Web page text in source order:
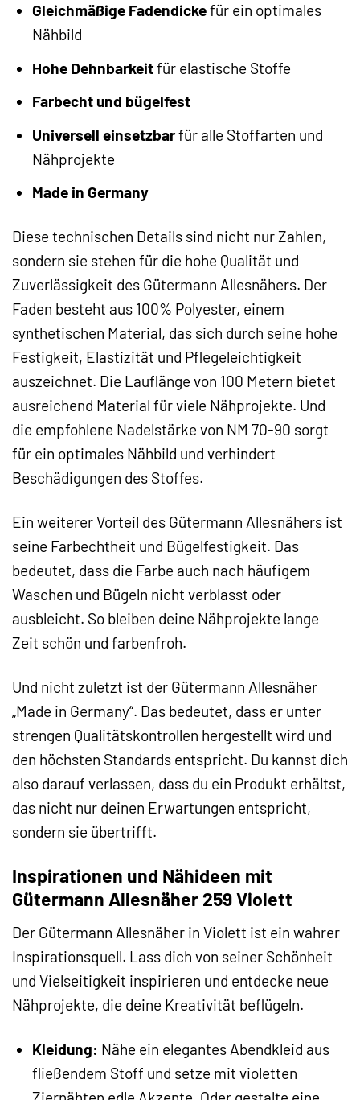
Gleichmäßige Fadendickefür ein optimales
Nähbild
Hohe Dehnbarkeitfür elastische Stoffe
Farbecht und bügelfest
Universell einsetzbarfür alle Stoffarten und
Nähprojekte
Made in Germany
Diese technischen Details sind nicht nur Zahlen,
sondern sie stehen für die hohe Qualität und
Zuverlässigkeit des Gütermann Allesnähers. Der
Faden besteht aus 100% Polyester, einem
synthetischen Material, das sich durch seine hohe
Festigkeit, Elastizität und Pflegeleichtigkeit
auszeichnet. Die Lauflänge von 100 Metern bietet
ausreichend Material für viele Nähprojekte. Und
die empfohlene Nadelstärke von NM 70-90 sorgt
für ein optimales Nähbild und verhindert
Beschädigungen des Stoffes.
Ein weiterer Vorteil des Gütermann Allesnähers ist
seine Farbechtheit und Bügelfestigkeit. Das
bedeutet, dass die Farbe auch nach häufigem
Waschen und Bügeln nicht verblasst oder
ausbleicht. So bleiben deine Nähprojekte lange
Zeit schön und farbenfroh.
Und nicht zuletzt ist der Gütermann Allesnäher
„Made in Germany“. Das bedeutet, dass er unter
strengen Qualitätskontrollen hergestellt wird und
den höchsten Standards entspricht. Du kannst dich
also darauf verlassen, dass du ein Produkt erhältst,
das nicht nur deinen Erwartungen entspricht,
sondern sie übertrifft.
Inspirationen und Nähideen mit
Gütermann Allesnäher 259 Violett
Der Gütermann Allesnäher in Violett ist ein wahrer
Inspirationsquell. Lass dich von seiner Schönheit
und Vielseitigkeit inspirieren und entdecke neue
Nähprojekte, die deine Kreativität beflügeln.
Kleidung: Nähe ein elegantes Abendkleid aus
fließendem Stoff und setze mit violetten